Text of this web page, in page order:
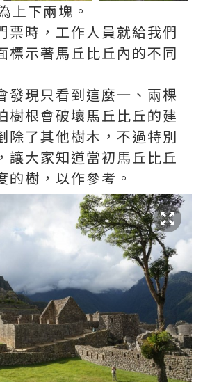
上下兩塊。
票時，工作人員就給我們
標示著馬丘比丘內的不同
發現只看到這麼一、兩棵
樹根會破壞馬丘比丘的建
除了其他樹木，不過特別
讓大家知道當初馬丘比丘
的樹，以作參考。